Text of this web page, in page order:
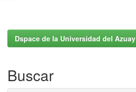
Dspace de la Universidad del Azuay
Buscar